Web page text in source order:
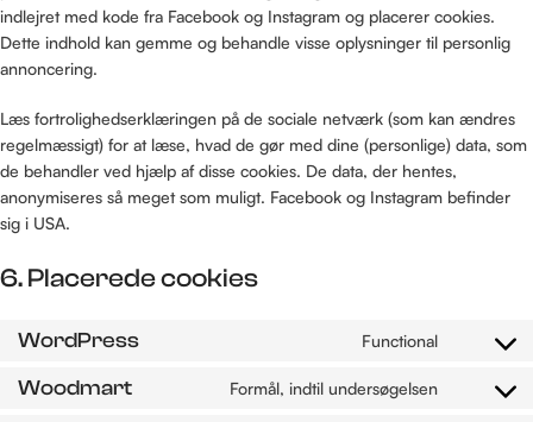
indlejret med kode fra Facebook og Instagram og placerer cookies.
Dette indhold kan gemme og behandle visse oplysninger til personlig
annoncering.
Læs fortrolighedserklæringen på de sociale netværk (som kan ændres
regelmæssigt) for at læse, hvad de gør med dine (personlige) data, som
de behandler ved hjælp af disse cookies. De data, der hentes,
anonymiseres så meget som muligt. Facebook og Instagram befinder
sig i USA.
6. Placerede cookies
WordPress Functional
Woodmart Formål, indtil undersøgelsen